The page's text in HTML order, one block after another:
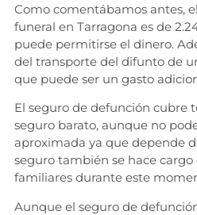
Como comentábamos antes,
funeral en Tarragona es de
puede permitirse el dinero.
del transporte del difunto de
que puede ser un gasto
El seguro de defunción cubre
seguro barato, aunque no
aproximada ya que depende
seguro también se hace
familiares durante este
Aunque el seguro de